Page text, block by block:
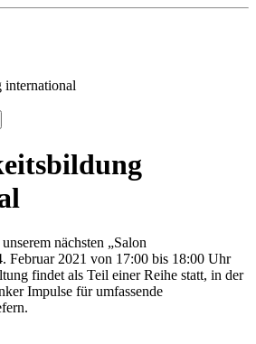
nächsten „Salon
Februar 2021 von 17:00 bis 18:00 Uhr
findet als Teil einer Reihe statt, in der
Impulse für umfassende